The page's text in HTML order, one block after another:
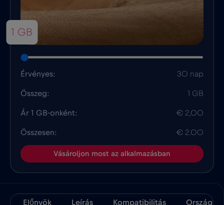
1 GB
Érvényes: 30 nap
Összeg: 1 GB
Ár 1 GB-onként: € 2,00
Összesen: € 2.00
Vásároljon most az alkalmazásban
Előnyök Leírás Kompatibilitás Ország